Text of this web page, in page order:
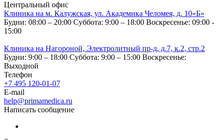
Центральный офис
Клиника на м. Калужская, ул. Академика Челомея, д. 10«Б»
Будни: 08:00 – 20:00 Суббота: 9:00 – 18:00 Воскресенье: 09:00 -
15:00
Клиника на Нагороной, Электролитный пр-д, д.7, к.2, стр.2
Будни: 9:00 – 18:00 Суббота: 9:00 – 15:00 Воскресенье:
Выходной
Телефон
+7 495 120-01-07
E-mail
help@primamedica.ru
Написать сообщение